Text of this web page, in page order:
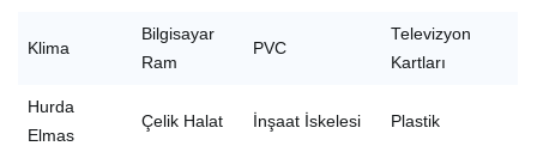
Klima
Bilgisayar
Ram
PVC
Televizyon
Kartları
Hurda
Elmas
Çelik Halat İnşaat İskelesi Plastik